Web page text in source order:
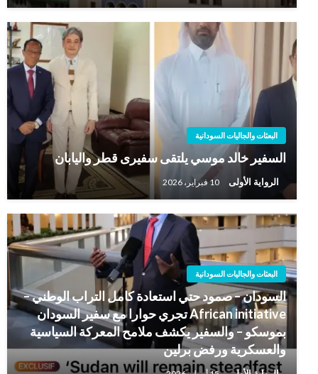
البعثات والجاليات السودانية
السفير خالد موسي يلتقى سفيرى قطر واليابان
الرواية الأولى 10 فبراير، 2026
البعثات والجاليات السودانية
السودان – صمود حتي استعادة كامل التراب الوطني –
African initiative تجري حوارا مع سفير السودان
بموسكو – والسفير يكشف ملامح المعركة السياسية
والعسكرية ورفض برلين